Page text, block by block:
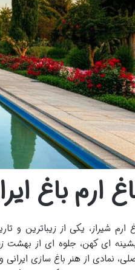
ارم باغ
ارم شیراز، یکی از زیباترین
ای کهن، جلوه ای از بهشت